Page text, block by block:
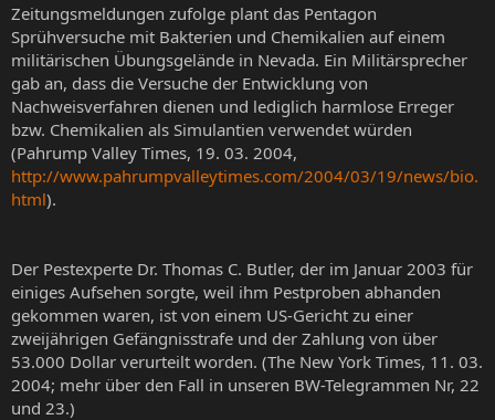
Zeitungsmeldungen zufolge plant das Pentagon
Sprühversuche mit Bakterien und Chemikalien auf einem
militärischen Übungsgelände in Nevada. Ein Militärsprecher
gab an, dass die Versuche der Entwicklung von
Nachweisverfahren dienen und lediglich harmlose Erreger
bzw. Chemikalien als Simulantien verwendet würden
(Pahrump Valley Times, 19. 03. 2004,
http://www.pahrumpvalleytimes.com/2004/03/19/news/bio.
html).
Der Pestexperte Dr. Thomas C. Butler, der im Januar 2003 für
einiges Aufsehen sorgte, weil ihm Pestproben abhanden
gekommen waren, ist von einem US-Gericht zu einer
zweijährigen Gefängnisstrafe und der Zahlung von über
53.000 Dollar verurteilt worden. (The New York Times, 11. 03.
2004; mehr über den Fall in unseren BW-Telegrammen Nr, 22
und 23.)